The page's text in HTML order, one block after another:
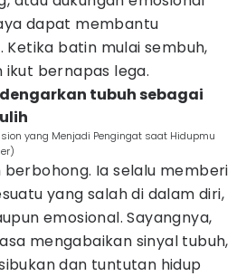
dapat membantu
Ketika batin mulai sembuh,
bernapas lega.
tubuh sebagai
yang Menjadi Pengingat saat Hidupmu
Ia selalu memberi
yang salah di dalam diri,
emosional. Sayangnya,
mengabaikan sinyal tubuh,
dan tuntutan hidup